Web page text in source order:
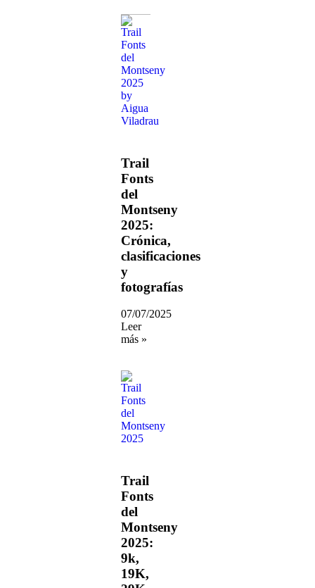
Trail
Fonts
del
Montseny
2025:
Crónica,
clasificaciones
y
fotografías
07/07/2025
Leer
más »
Trail
Fonts
del
Montseny
2025:
9k,
19K,